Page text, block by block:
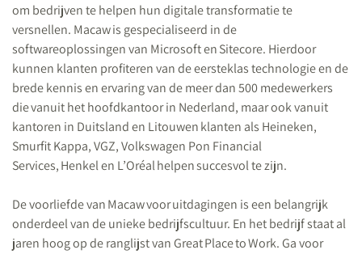
om bedrijven te helpen hun digitale transformatie te
versnellen. Macaw is gespecialiseerd in de
softwareoplossingen van Microsoft en Sitecore. Hierdoor
kunnen klanten profiteren van de eersteklas technologie en de
brede kennis en ervaring van de meer dan 500 medewerkers
die vanuit het hoofdkantoor in Nederland, maar ook vanuit
kantoren in Duitsland en Litouwen klanten als Heineken,
Smurfit Kappa, VGZ, Volkswagen Pon Financial
Services, Henkel en L’Oréal helpen succesvol te zijn.
De voorliefde vanMacawvooruitdagingen is een belangrijk
onderdeel van de unieke bedrijfscultuur. En het bedrijf staat al
jaren hoog op de ranglijst van GreatPlacetoWork. Ga voor